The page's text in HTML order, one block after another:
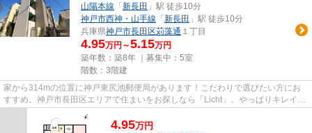
山陽本線 「 新長田 」駅 徒歩10分
神戸市西神・山手線 「 新長田 」駅 徒歩10分
兵庫県神戸市長田区苅藻通 １丁目
4.95万円～5.15万円
築年数：築8年 ｜募集中： 5室
階数：3階建
家から314mの位置に神戸東尻池郵便局があります！こだわりで選びたい方にお
すすめ。神戸市長田区エリアで住まいをお探しなら「Licht」。やっぱりキレイな
4.95万円